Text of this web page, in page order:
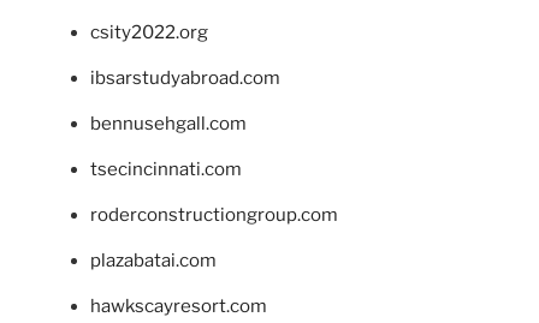
csity2022.org
ibsarstudyabroad.com
bennusehgall.com
tsecincinnati.com
roderconstructiongroup.com
plazabatai.com
hawkscayresort.com